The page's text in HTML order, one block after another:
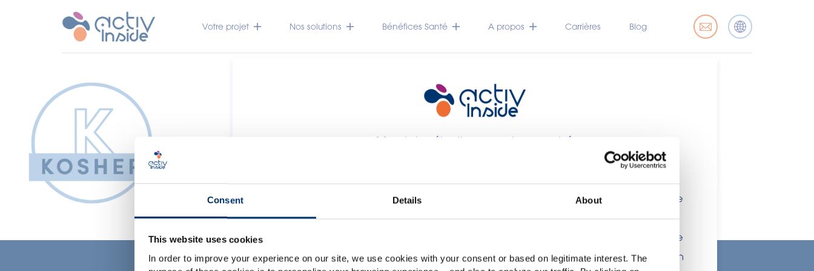
Consent Details About
This website uses cookies
In order to improve your experience on our site, we use cookies with your consent or based on legitimate interest. The
Merci de sélectionner votre marché
Veuillez noter que ce site web est exclusivement destiné aux professionnels de l’industrie
des compléments alimentaires et en aucun cas aux consommateurs. Ce site étant
accessible dans plusieurs pays, il peut contenir des déclarations, des allégations ou une
classification non conformes au règlement CE n. 1924/2006 ou à d'autres dispositions en
Votre projet Nos solutions Bénéfices Santé A propos Carrières Blog